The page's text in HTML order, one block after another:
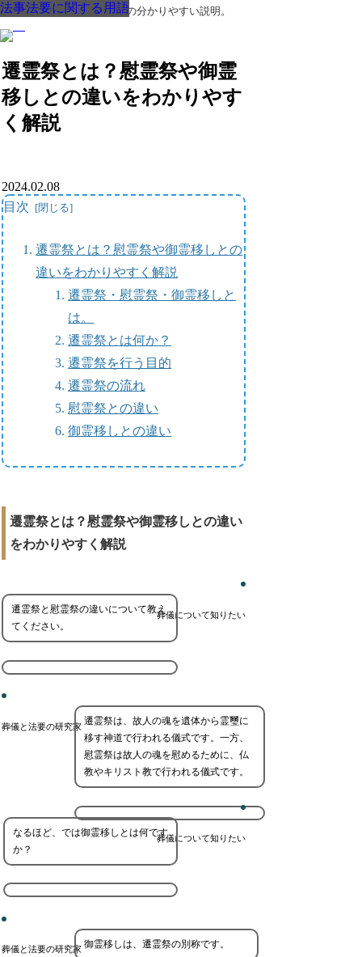
葬儀・葬式・法要についての分かりやすい説明。
遷霊祭とは？慰霊祭や御霊
移しとの違いをわかりやす
く解説
法事法要に関する用語
2024.02.08
目次
遷霊祭とは？慰霊祭や御霊移しとの
違いをわかりやすく解説
遷霊祭・慰霊祭・御霊移しと
は。
遷霊祭とは何か？
遷霊祭を行う目的
遷霊祭の流れ
慰霊祭との違い
御霊移しとの違い
遷霊祭とは？慰霊祭や御霊移しとの違い
をわかりやすく解説
葬儀について知りたい
遷霊祭と慰霊祭の違いについて教え
てください。
葬儀と法要の研究家 遷霊祭は、故人の魂を遺体から霊璽に
移す神道で行われる儀式です。一方、
慰霊祭は故人の魂を慰めるために、仏
教やキリスト教で行われる儀式です。
葬儀について知りたい
なるほど、では御霊移しとは何です
か？
葬儀と法要の研究家 御霊移しは、遷霊祭の別称です。
法事法要に関する用語
法事法要に関する用語
法事法要に関する用語
法事法要に関する用語
法事法要に関する用語
法事法要に関する用語